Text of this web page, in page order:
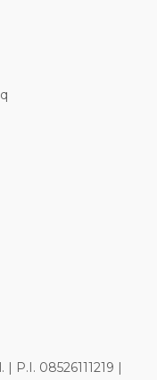
P.I. 08526111219 |